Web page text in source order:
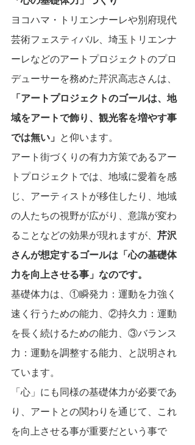
ヨコハマ・トリエンナーレや別府現代
芸術フェスティバル、埼玉トリエンナ
ーレなどのアートプロジェクトのプロ
デューサーを務めた芹沢高志さんは、
「アートプロジェクトのゴールは、地
域をアートで飾り、観光客を増やす事
では無い」
と仰います。
アート街づくりの有力方策であるアー
トプロジェクトでは、地域に愛着を感
じ、アーティストが移住したり、地域
の人たちの視野が広がり、意識が変わ
ることなどの効果が現れますが、 芹沢
さんが想定するゴールは「心の基礎体
力を向上させる事」なのです。
基礎体力は、①瞬発力：運動を力強く
速く行うための能力、②持久力：運動
を長く続けるための能力、③バランス
力：運動を調整する能力、と説明され
ています。
「心」にも同様の基礎体力が必要であ
り、アートとの関わりを通じて、これ
を向上させる事が重要だという事で